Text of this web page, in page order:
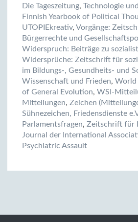
Die Tageszeitung, Technologie
Finnish Yearbook of Political
UTOPIEkreativ, Vorgänge:
Bürgerrechte und
Widerspruch: Beiträge zu
Widersprüche: Zeitschrift für
im Bildungs-, Gesundheits- und
Wissenschaft und Frieden, World
of General Evolution, WSI-
Mitteilungen, Zeichen
Sühnezeichen, Friedensdienste
Parlamentsfragen, Zeitschrift für
Journal der International
Psychiatric Assault